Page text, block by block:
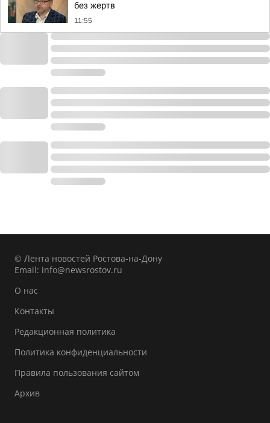
без жертв
11:55
© Лента новостей Ростова-на-Дону
Email: info@newsrostov.ru
О нас
Контакты
Редакционная политика
Политика конфиденциальности
Правила пользования сайтом
Архив